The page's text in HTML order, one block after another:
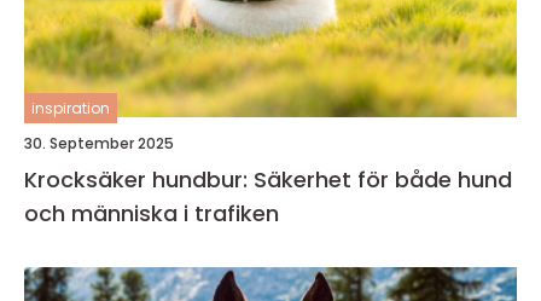
inspiration
30. September 2025
Krocksäker hundbur: Säkerhet för både hund
och människa i trafiken